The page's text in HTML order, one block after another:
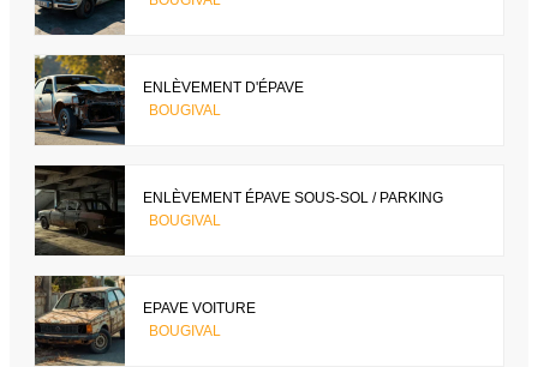
ENLÈVEMENT D'ÉPAVE
BOUGIVAL
ENLÈVEMENT ÉPAVE SOUS-SOL / PARKING
BOUGIVAL
EPAVE VOITURE
BOUGIVAL